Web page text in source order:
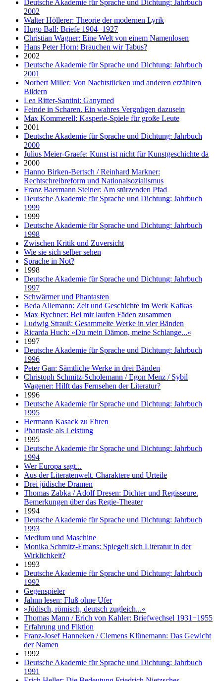
Deutsche Akademie für Sprache und Dichtung: Jahrbuch
2002
Walter Höllerer: Theorie der modernen Lyrik
Hugo Ball: Briefe 1904−1927
Christian Wagner: Eine Welt von einem Namenlosen
Hans Peter Horn: Brauchen wir Tabus?
2002
Deutsche Akademie für Sprache und Dichtung: Jahrbuch
2001
Norbert Miller: Von Nachtstücken und anderen erzählten
Bildern
Lea Ritter-Santini: Ganymed
Feinde in Scharen. Ein wahres Vergnügen dazusein
Max Kommerell: Kasperle-Spiele für große Leute
2001
Deutsche Akademie für Sprache und Dichtung: Jahrbuch
2000
Julius Meier-Graefe: Kunst ist nicht für Kunstgeschichte da
2000
Hanno Birken-Bertsch / Reinhard Markner:
Rechtschreibreform und Nationalsozialismus
Franz Baermann Steiner: Am stürzenden Pfad
Deutsche Akademie für Sprache und Dichtung: Jahrbuch
1999
1999
Deutsche Akademie für Sprache und Dichtung: Jahrbuch
1998
Zwischen Kritik und Zuversicht
Wie sie sich selber sehen
Sprache in Not?
1998
Deutsche Akademie für Sprache und Dichtung: Jahrbuch
1997
Schwärmer und Phantasten
Beda Allemann: Zeit und Geschichte im Werk Kafkas
Max Rychner: Bei mir laufen Fäden zusammen
Ludwig Strauß: Gesammelte Werke in vier Bänden
Ricarda Huch: »Du mein Dämon, meine Schlange...«
1997
Deutsche Akademie für Sprache und Dichtung: Jahrbuch
1996
Peter Gan: Sämtliche Werke in drei Bänden
Christoph Schmitz-Scholemann / Egon Menz / Sybil
Wagener: Hilft das Fernsehen der Literatur?
1996
Deutsche Akademie für Sprache und Dichtung: Jahrbuch
1995
Hermann Kasack zu Ehren
Phantasie als Leistung
1995
Deutsche Akademie für Sprache und Dichtung: Jahrbuch
1994
Wer Europa sagt...
Aus der Literatenwelt. Charaktere und Urteile
Drei jüdische Dramen
Thomas Zabka / Adolf Dresen: Dichter und Regisseure.
Bemerkungen über das Regie-Theater
1994
Deutsche Akademie für Sprache und Dichtung: Jahrbuch
1993
Medium und Maschine
Monika Schmitz-Emans: Spiegelt sich Literatur in der
Wirklichkeit?
1993
Deutsche Akademie für Sprache und Dichtung: Jahrbuch
1992
Gegenspieler
Jahnn lesen: Fluß ohne Ufer
»Jüdisch, römisch, deutsch zugleich...«
Thomas Mann / Erich von Kahler: Briefwechsel 1931−1955
Erfahrung und Fiktion
Franz-Josef Hanneken / Clemens Klünemann: Das Gewicht
der Namen
1992
Deutsche Akademie für Sprache und Dichtung: Jahrbuch
1991